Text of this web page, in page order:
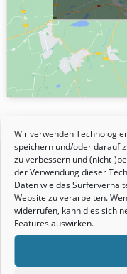
Wir verwenden
speichern und/oder darauf
zu verbessern und (nicht-
der Verwendung dieser
Daten wie das
Website zu verarbeiten.
widerrufen, kann dies sich
Features auswirken.
Der